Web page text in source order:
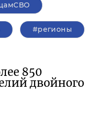
#регионы
850
двойного